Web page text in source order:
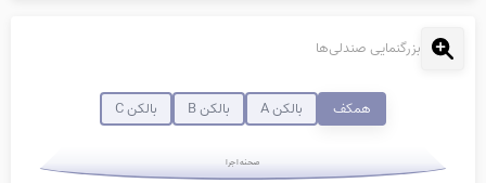
بزرگنمایی صندلی‌ها
همکف بالکن A بالکن B بالکن C
صحنه اجرا